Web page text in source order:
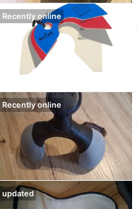
Recently online
Recently online
updated